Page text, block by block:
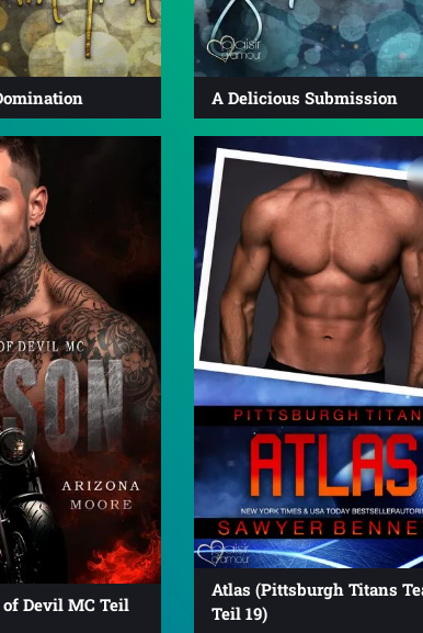
A Delicious Submission
Devil MC Teil
Atlas (Pittsburgh Titans
Teil 19)